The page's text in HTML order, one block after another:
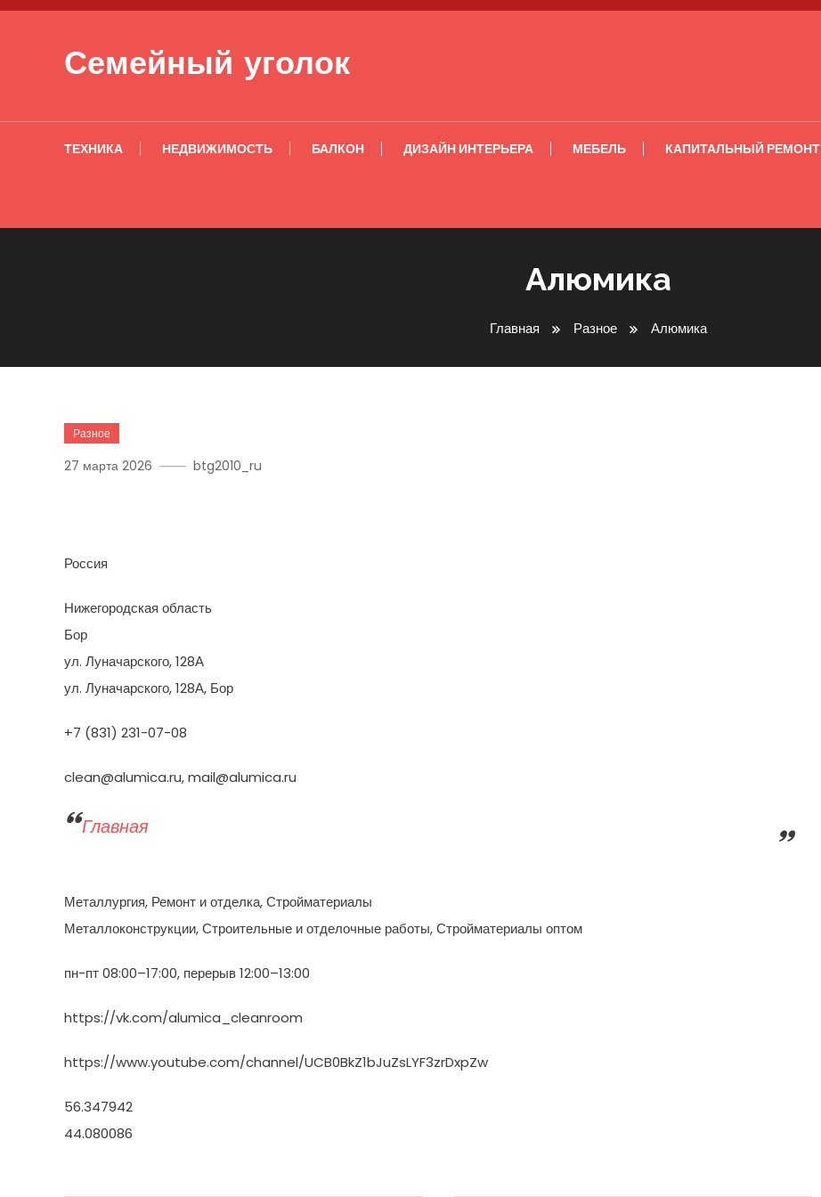
Перейти к содержимому
Семейный уголок
ТЕХНИКА НЕДВИЖИМОСТЬ БАЛКОН ДИЗАЙН ИНТЕРЬЕРА МЕБЕЛЬ КАПИТАЛЬНЫЙ РЕМОНТ
Алюмика
Главная Разное Алюмика
Разное
27 марта 2026 btg2010_ru
Россия
Нижегородская область
Бор
ул. Луначарского, 128А
ул. Луначарского, 128А, Бор
+7 (831) 231-07-08
clean@alumica.ru, mail@alumica.ru
Главная
Металлургия, Ремонт и отделка, Стройматериалы
Металлоконструкции, Строительные и отделочные работы, Стройматериалы оптом
пн-пт 08:00–17:00, перерыв 12:00–13:00
https://vk.com/alumica_cleanroom
https://www.youtube.com/channel/UCB0BkZ1bJuZsLYF3zrDxpZw
56.347942
44.080086